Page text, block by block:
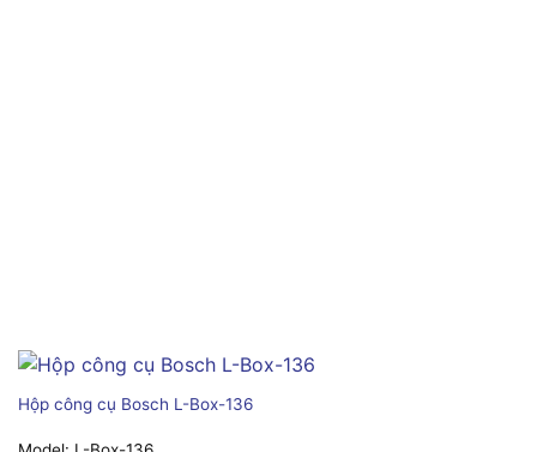
Hộp công cụ Bosch L-Box-136